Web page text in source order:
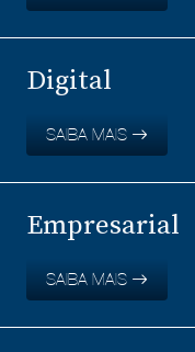
Digital
SAIBA MAIS
Empresarial
SAIBA MAIS